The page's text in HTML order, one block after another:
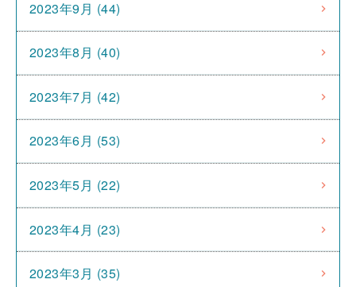
2023年9月 (44)
2023年8月 (40)
2023年7月 (42)
2023年6月 (53)
2023年5月 (22)
2023年4月 (23)
2023年3月 (35)